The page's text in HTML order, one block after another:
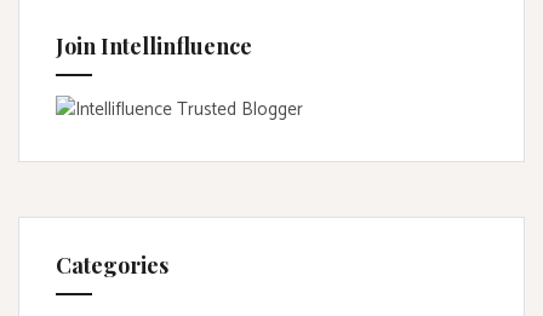
Join Intellinfluence
Categories